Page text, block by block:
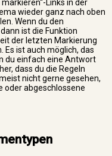
Links in der
wieder ganz nach oben
Wenn du den
ist die Funktion
der letzten Markierung
Es ist auch möglich, das
du einfach eine Antwort
dass du die Regeln
nicht gerne gesehen,
oder abgeschlossene